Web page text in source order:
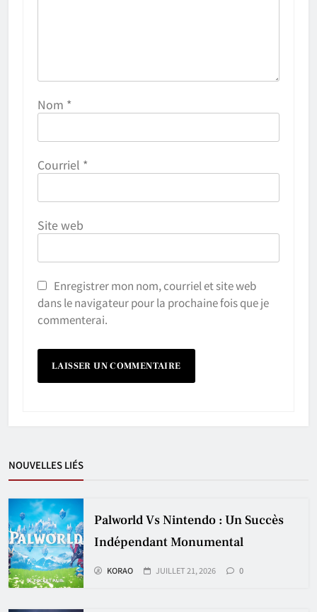
Nom *
Courriel *
Site web
Enregistrer mon nom, courriel et site web
dans le navigateur pour la prochaine fois que je
commenterai.
NOUVELLES LIÉS
Palworld Vs Nintendo : Un Succès
Indépendant Monumental
KORAO JUILLET 21, 2026 0